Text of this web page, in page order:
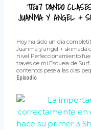
T1E07 DANDO
JUANMA Y ANGEL +
Hoy ha sido un dia
Juanma y angel + skimada
nivel Perfeccionamiento
través de mi Escuela de
contentos pese a las olas
Episodio